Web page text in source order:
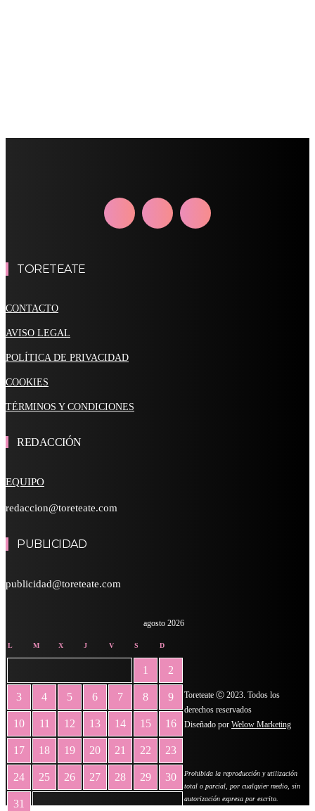
TORETEATE
CONTACTO
AVISO LEGAL
POLÍTICA DE PRIVACIDAD
COOKIES
TÉRMINOS Y CONDICIONES
REDACCIÓN
EQUIPO
redaccion@toreteate.com
PUBLICIDAD
publicidad@toreteate.com
agosto 2026
L M X J V S D
1 2
3 4 5 6 7 8 9
10 11 12 13 14 15 16
17 18 19 20 21 22 23
24 25 26 27 28 29 30
31
Toreteate Ⓒ 2023. Todos los
derechos reservados
Diseñado por Welow Marketing
Prohibida la reproducción y utilización
total o parcial, por cualquier medio, sin
autorización expresa por escrito.